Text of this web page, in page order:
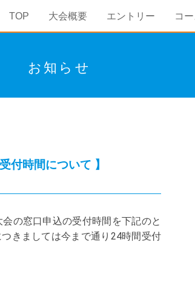
TOP 大会概要 エントリー コ
お知らせ
付時間について 】
の窓口申込の受付時間を下記のと
きましては今まで通り24時間受付